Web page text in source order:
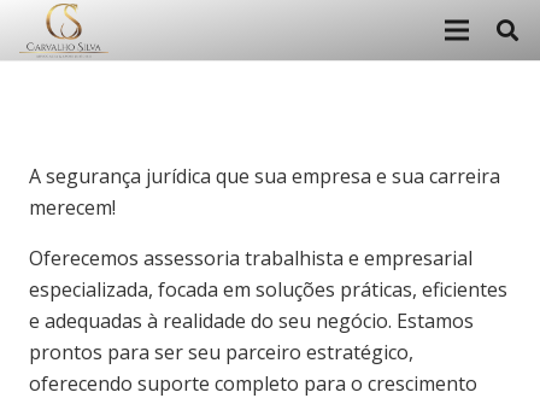
A segurança jurídica que sua empresa e sua carreira
merecem!
Oferecemos assessoria trabalhista e empresarial
especializada, focada em soluções práticas, eficientes
e adequadas à realidade do seu negócio. Estamos
prontos para ser seu parceiro estratégico,
oferecendo suporte completo para o crescimento